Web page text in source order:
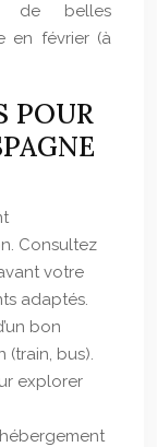
de belles
en février (à
POUR
Consultez
votre
adaptés.
bon
(train, bus).
explorer